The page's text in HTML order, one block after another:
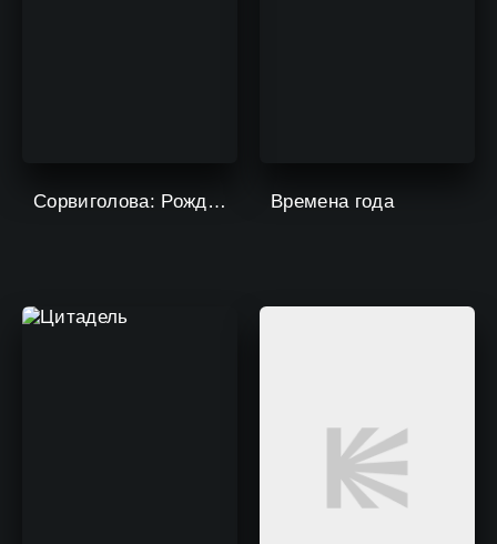
Сорвиголова: Рожденный заново Времена года